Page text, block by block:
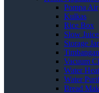
Pompa Air
Kulkas
Rice Box
Slow
Storage Jar
Vacuum
Water
Water
Bread